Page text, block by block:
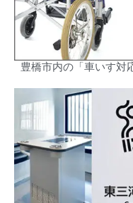
豊橋市内の「車いす対